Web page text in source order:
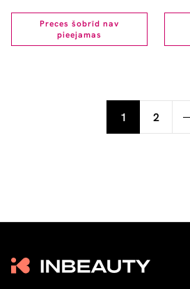
Preces šobrīd nav
pieejamas
1 2